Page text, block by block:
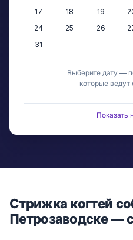
17
18 19
24
25 26
31
Выберите дату —
которые
Показать
Стрижка когтей
Петрозаводске —